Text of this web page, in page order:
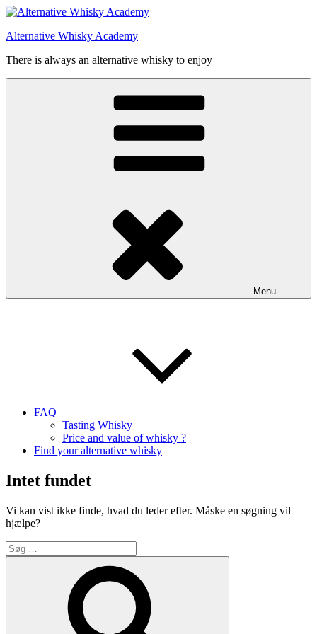
Videre
indhold
Alternative Whisky Academy
There is always an alternative whisky to enjoy
Menu
FAQ
Tasting Whisky
Price and value of whisky ?
Find your alternative whisky
Intet fundet
Vi kan vist ikke finde, hvad du leder efter. Måske en søgning vil
hjælpe?
Søg
efter: